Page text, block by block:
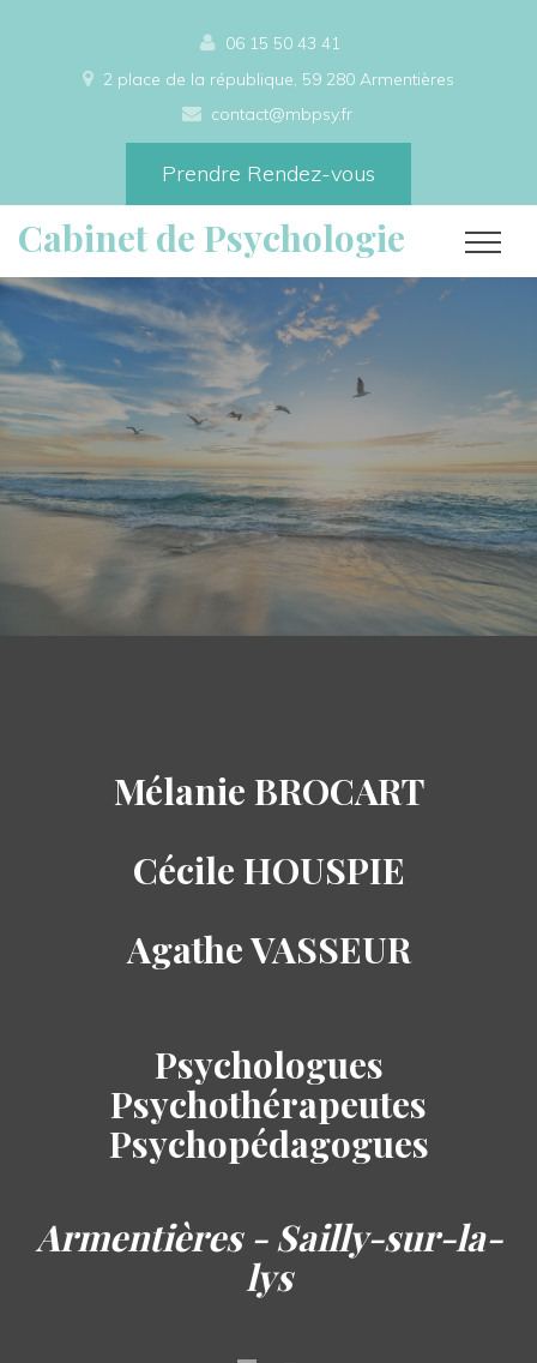
06 15 50 43 41
2 place de la république, 59 280 Armentières
contact@mbpsy.fr
Prendre Rendez-vous
Cabinet de Psychologie
Mélanie BROCART
Cécile HOUSPIE
Agathe VASSEUR
Psychologues
Psychothérapeutes
Psychopédagogues
Armentières - Sailly-sur-la-
lys